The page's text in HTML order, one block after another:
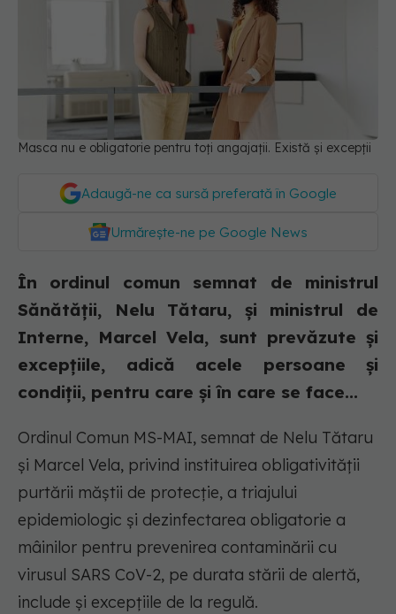
Masca nu e obligatorie pentru toți angajații. Există și excepții
Adaugă-ne ca sursă preferată în Google
Urmărește-ne pe Google News
În ordinul comun semnat de ministrul
Sănătății, Nelu Tătaru, și ministrul de
Interne, Marcel Vela, sunt prevăzute și
excepțiile, adică acele persoane și
condiții, pentru care și în care se face...
Ordinul Comun MS-MAI, semnat de Nelu Tătaru
și Marcel Vela, privind instituirea obligativității
purtării măștii de protecție, a triajului
epidemiologic și dezinfectarea obligatorie a
mâinilor pentru prevenirea contaminării cu
virusul SARS CoV-2, pe durata stării de alertă,
include și excepțiile de la regulă.